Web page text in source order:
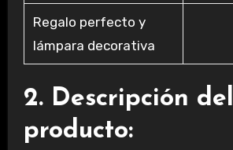
Regalo perfecto y
lámpara decorativa
2. Descripción del
producto: